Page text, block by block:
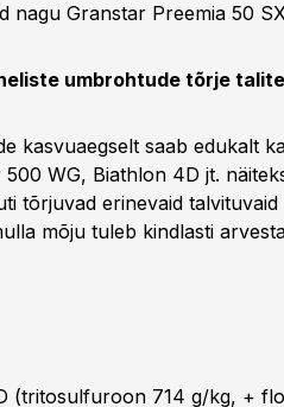
nagu Granstar Preemia 50
umbrohtude tõrje
kasvuaegselt saab edukalt
500 WG, Biathlon 4D jt.
tõrjuvad erinevaid
mõju tuleb kindlasti
(tritosulfuroon 714 g/kg, +